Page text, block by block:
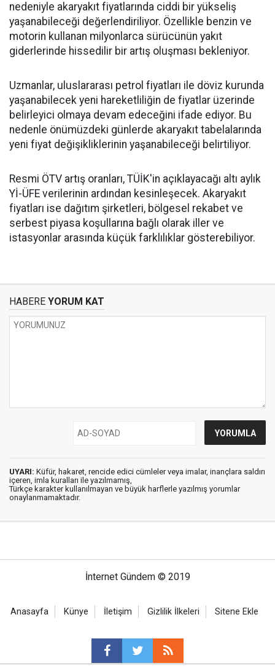
nedeniyle akaryakıt fiyatlarında ciddi bir yükseliş
yaşanabileceği değerlendiriliyor. Özellikle benzin ve
motorin kullanan milyonlarca sürücünün yakıt
giderlerinde hissedilir bir artış oluşması bekleniyor.
Uzmanlar, uluslararası petrol fiyatları ile döviz kurunda
yaşanabilecek yeni hareketliliğin de fiyatlar üzerinde
belirleyici olmaya devam edeceğini ifade ediyor. Bu
nedenle önümüzdeki günlerde akaryakıt tabelalarında
yeni fiyat değişikliklerinin yaşanabileceği belirtiliyor.
Resmi ÖTV artış oranları, TÜİK'in açıklayacağı altı aylık
Yİ-ÜFE verilerinin ardından kesinleşecek. Akaryakıt
fiyatları ise dağıtım şirketleri, bölgesel rekabet ve
serbest piyasa koşullarına bağlı olarak iller ve
istasyonlar arasında küçük farklılıklar gösterebiliyor.
HABERE YORUM KAT
UYARI: Küfür, hakaret, rencide edici cümleler veya imalar, inançlara saldırı
içeren, imla kuralları ile yazılmamış,
Türkçe karakter kullanılmayan ve büyük harflerle yazılmış yorumlar
onaylanmamaktadır.
İnternet Gündem © 2019
Anasayfa Künye İletişim Gizlilik İlkeleri Sitene Ekle